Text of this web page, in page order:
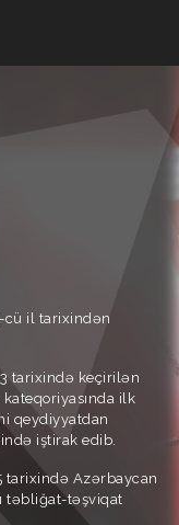
cü il tarixindən
tarixində keçirilən
ilk
qeydiyyatdan
iştirak edib.
tarixində Azərbaycan
təbliğat-təşviqat